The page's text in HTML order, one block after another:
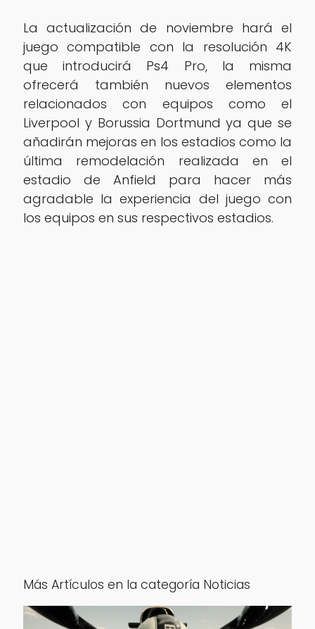
La actualización de noviembre hará el
juego compatible con la resolución 4K
que introducirá Ps4 Pro, la misma
ofrecerá también nuevos elementos
relacionados con equipos como el
Liverpool y Borussia Dortmund ya que se
añadirán mejoras en los estadios como la
última remodelación realizada en el
estadio de Anfield para hacer más
agradable la experiencia del juego con
los equipos en sus respectivos estadios.
Más Artículos en la categoría Noticias